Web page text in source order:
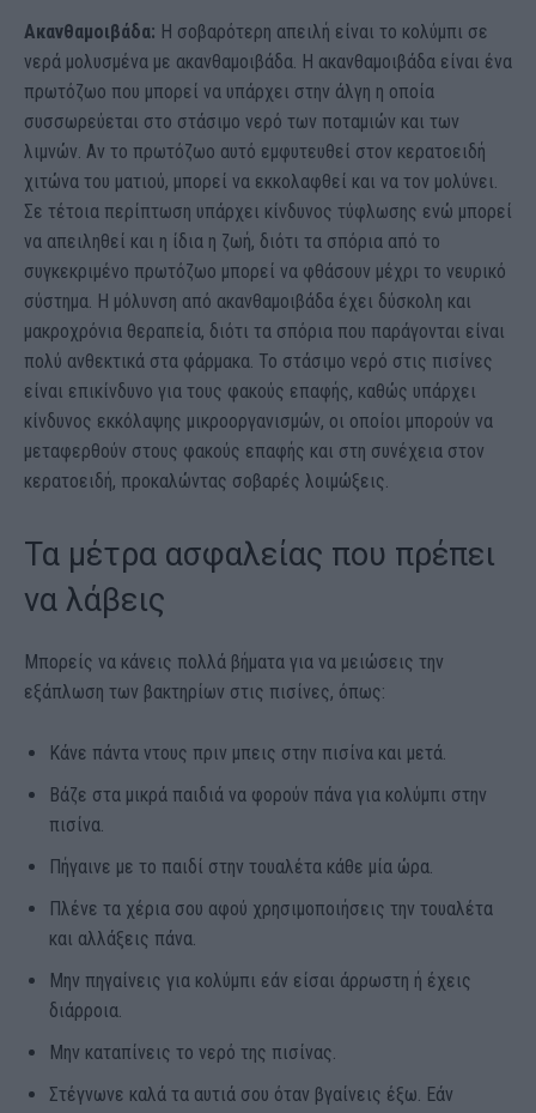
Ακανθαμοιβάδα: Η σοβαρότερη απειλή είναι το κολύμπι σε
νερά μολυσμένα με ακανθαμοιβάδα. Η ακανθαμοιβάδα είναι ένα
πρωτόζωο που μπορεί να υπάρχει στην άλγη η οποία
συσσωρεύεται στο στάσιμο νερό των ποταμιών και των
λιμνών. Αν το πρωτόζωο αυτό εμφυτευθεί στον κερατοειδή
χιτώνα του ματιού, μπορεί να εκκολαφθεί και να τον μολύνει.
Σε τέτοια περίπτωση υπάρχει κίνδυνος τύφλωσης ενώ μπορεί
να απειληθεί και η ίδια η ζωή, διότι τα σπόρια από το
συγκεκριμένο πρωτόζωο μπορεί να φθάσουν μέχρι το νευρικό
σύστημα. Η μόλυνση από ακανθαμοιβάδα έχει δύσκολη και
μακροχρόνια θεραπεία, διότι τα σπόρια που παράγονται είναι
πολύ ανθεκτικά στα φάρμακα. Το στάσιμο νερό στις πισίνες
είναι επικίνδυνο για τους φακούς επαφής, καθώς υπάρχει
κίνδυνος εκκόλαψης μικροοργανισμών, οι οποίοι μπορούν να
μεταφερθούν στους φακούς επαφής και στη συνέχεια στον
κερατοειδή, προκαλώντας σοβαρές λοιμώξεις.
Τα μέτρα ασφαλείας που πρέπει
να λάβεις
Μπορείς να κάνεις πολλά βήματα για να μειώσεις την
εξάπλωση των βακτηρίων στις πισίνες, όπως:
Κάνε πάντα ντους πριν μπεις στην πισίνα και μετά.
Βάζε στα μικρά παιδιά να φορούν πάνα για κολύμπι στην
πισίνα.
Πήγαινε με το παιδί στην τουαλέτα κάθε μία ώρα.
Πλένε τα χέρια σου αφού χρησιμοποιήσεις την τουαλέτα
και αλλάξεις πάνα.
Μην πηγαίνεις για κολύμπι εάν είσαι άρρωστη ή έχεις
διάρροια.
Μην καταπίνεις το νερό της πισίνας.
Στέγνωνε καλά τα αυτιά σου όταν βγαίνεις έξω. Εάν